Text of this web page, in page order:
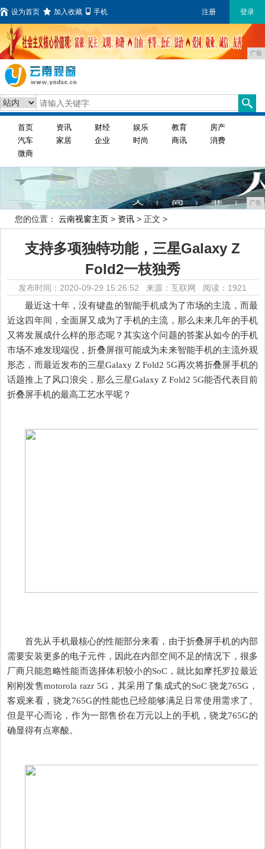
设为首页 加入收藏 手机 注册 登录
广告
首页 资讯 财经 娱乐 教育
房产
汽车
家居 企业 时尚 商讯
消费
微商
广告
您的位置： 云南视窗主页 > 资讯 > 正文 >
支持多项独特功能，三星Galaxy Z
Fold2一枝独秀
发布时间：2020-09-29 15:26:52 来源：互联网 阅读：1921
最近这十年，没有键盘的智能手机成为了市场的主流，而最
近这四年间，全面屏又成为了手机的主流，那么未来几年的手机
又将发展成什么样的形态呢？其实这个问题的答案从如今的手机
市场不难发现端倪，折叠屏很可能成为未来智能手机的主流外观
形态，而最近发布的三星Galaxy Z Fold2 5G再次将折叠屏手机的
话题推上了风口浪尖，那么三星Galaxy Z Fold2 5G能否代表目前
折叠屏手机的最高工艺水平呢？
首先从手机最核心的性能部分来看，由于折叠屏手机的内部
需要安装更多的电子元件，因此在内部空间不足的情况下，很多
厂商只能忽略性能而选择体积较小的SoC，就比如摩托罗拉最近
刚刚发售motorola razr 5G，其采用了集成式的SoC 骁龙765G，
客观来看，骁龙765G的性能也已经能够满足日常使用需求了。
但是平心而论，作为一部售价在万元以上的手机，骁龙765G的
确显得有点寒酸。